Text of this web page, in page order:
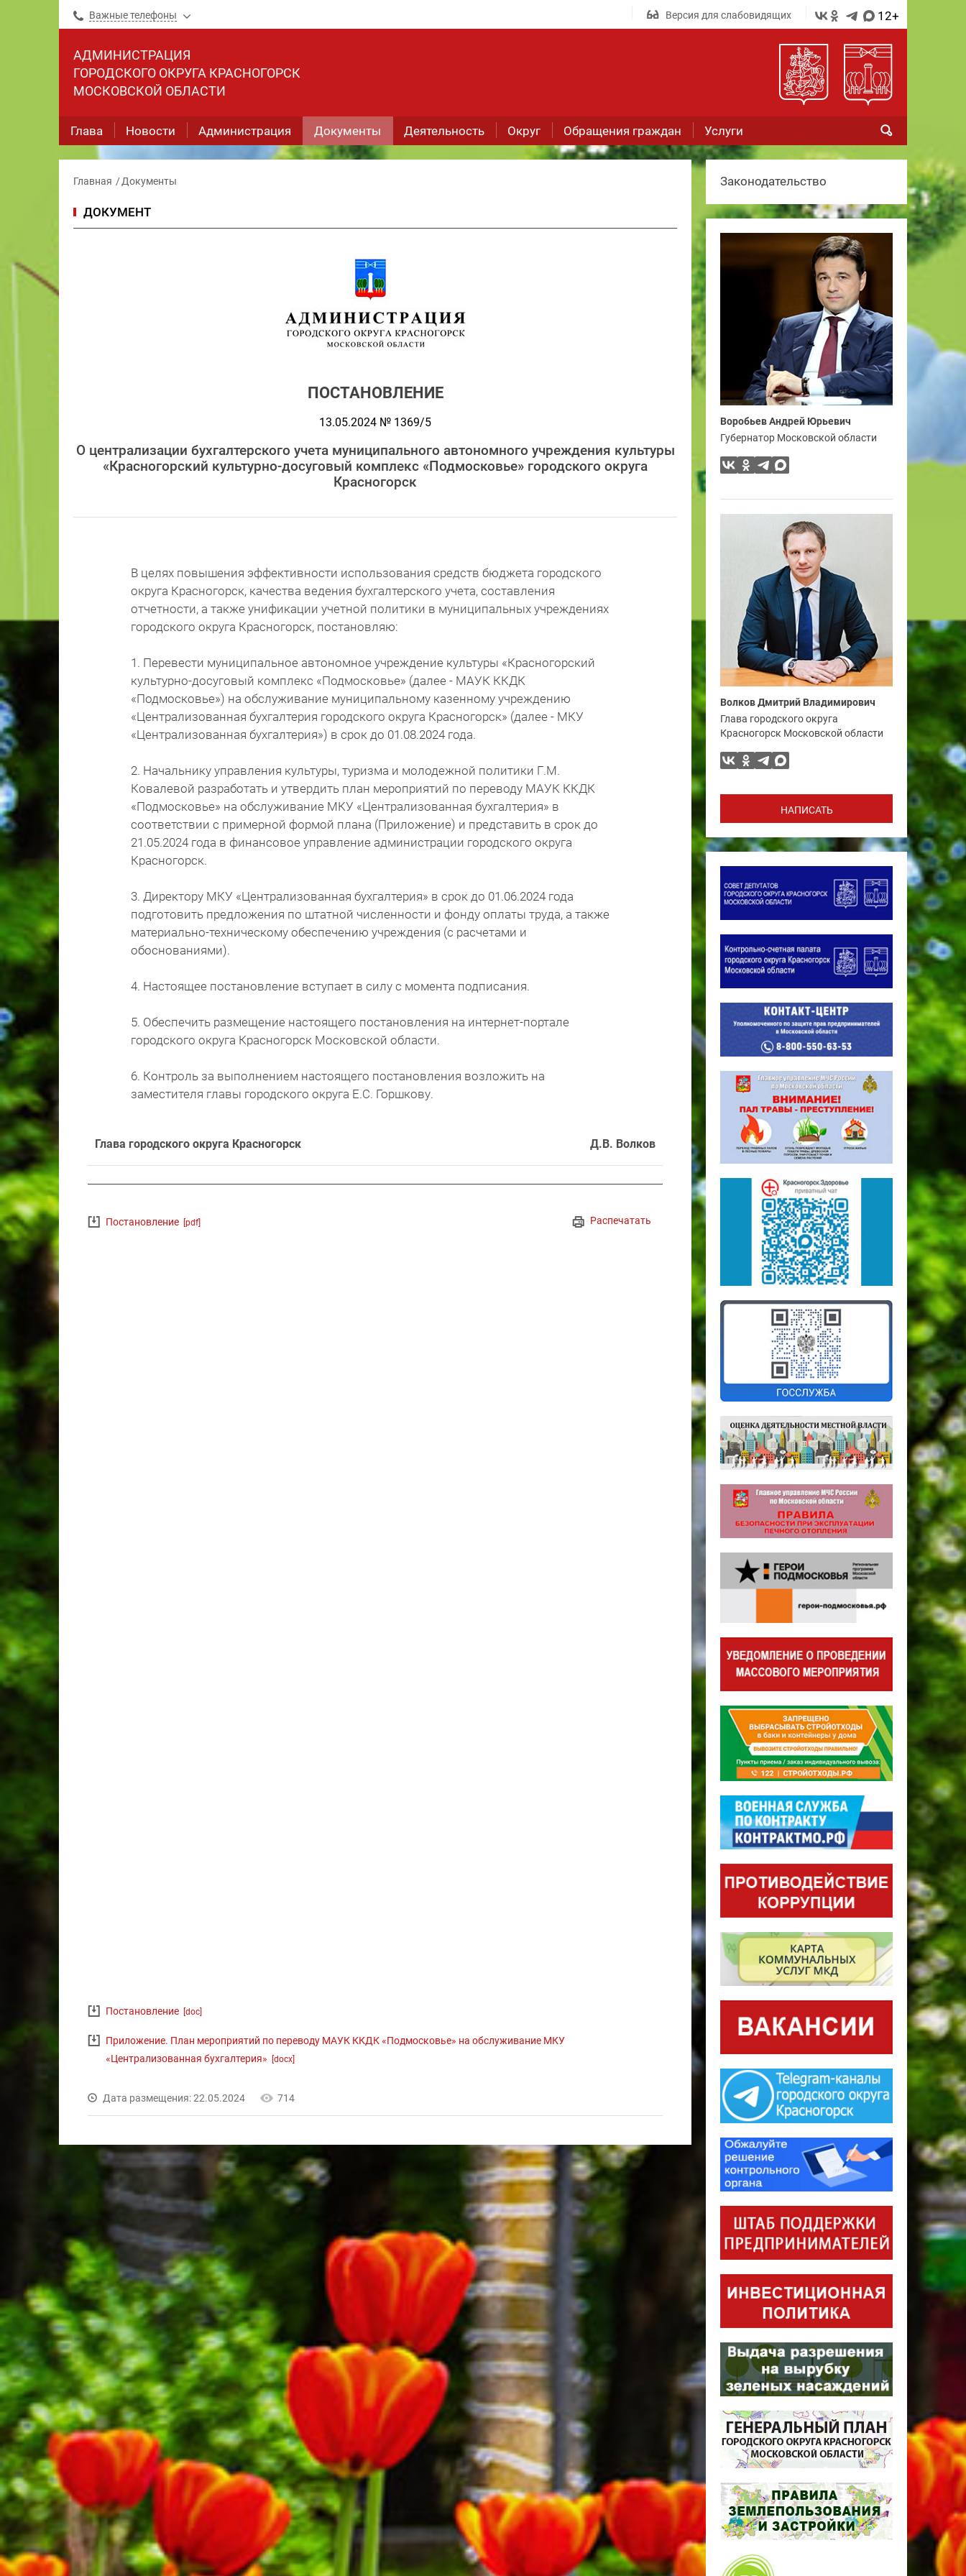
Важные телефоны Версия для слабовидящих 12+
АДМИНИСТРАЦИЯ
ГОРОДСКОГО ОКРУГА КРАСНОГОРСК
МОСКОВСКОЙ ОБЛАСТИ
Глава Новости Администрация Документы Деятельность Округ Обращения граждан Услуги
Главная Документы
ДОКУМЕНТ
ПОСТАНОВЛЕНИЕ
13.05.2024 № 1369/5
О централизации бухгалтерского учета муниципального автономного учреждения культуры
«Красногорский культурно-досуговый комплекс «Подмосковье» городского округа
Красногорск
В целях повышения эффективности использования средств бюджета городского
округа Красногорск, качества ведения бухгалтерского учета, составления
отчетности, а также унификации учетной политики в муниципальных учреждениях
городского округа Красногорск, постановляю:
1. Перевести муниципальное автономное учреждение культуры «Красногорский
культурно-досуговый комплекс «Подмосковье» (далее - МАУК ККДК
«Подмосковье») на обслуживание муниципальному казенному учреждению
«Централизованная бухгалтерия городского округа Красногорск» (далее - МКУ
«Централизованная бухгалтерия») в срок до 01.08.2024 года.
2. Начальнику управления культуры, туризма и молодежной политики Г.М.
Ковалевой разработать и утвердить план мероприятий по переводу МАУК ККДК
«Подмосковье» на обслуживание МКУ «Централизованная бухгалтерия» в
соответствии с примерной формой плана (Приложение) и представить в срок до
21.05.2024 года в финансовое управление администрации городского округа
Красногорск.
3. Директору МКУ «Централизованная бухгалтерия» в срок до 01.06.2024 года
подготовить предложения по штатной численности и фонду оплаты труда, а также
материально-техническому обеспечению учреждения (с расчетами и
обоснованиями).
4. Настоящее постановление вступает в силу с момента подписания.
5. Обеспечить размещение настоящего постановления на интернет-портале
городского округа Красногорск Московской области.
6. Контроль за выполнением настоящего постановления возложить на
заместителя главы городского округа Е.С. Горшкову.
Глава городского округа Красногорск Д.В. Волков
Распечатать
Постановление [pdf]
Постановление [doc]
Приложение. План мероприятий по переводу МАУК ККДК «Подмосковье» на обслуживание МКУ
«Централизованная бухгалтерия»
[docx]
Дата размещения: 22.05.2024 714
Законодательство
Воробьев Андрей Юрьевич
Губернатор Московской области
Волков Дмитрий Владимирович
Глава городского округа
Красногорск Московской области
НАПИСАТЬ